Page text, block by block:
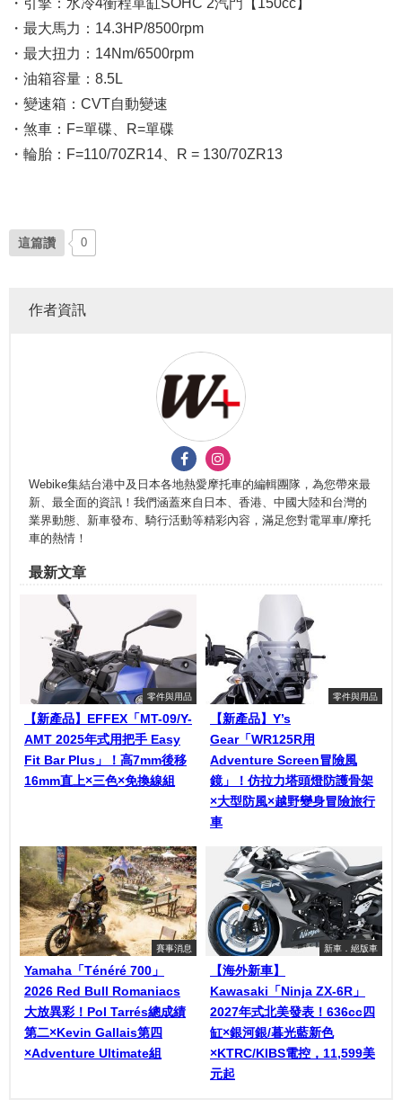
・最大馬力：14.3HP/8500rpm
・最大扭力：14Nm/6500rpm
・油箱容量：8.5L
・變速箱：CVT自動變速
・煞車：F=單碟、R=單碟
・輪胎：F=110/70ZR14、R = 130/70ZR13
這篇讚 0
作者資訊
Webike集結台港中及日本各地熱愛摩托車的編輯團隊，為您帶來最
新、最全面的資訊！我們涵蓋來自日本、香港、中國大陸和台灣的
業界動態、新車發布、騎行活動等精彩內容，滿足您對電單車/摩托
車的熱情！
最新文章
零件與用品
【新產品】EFFEX「MT-09/Y-
AMT 2025年式用把手 Easy
Fit Bar Plus」！高7mm後移
16mm直上×三色×免換線組
零件與用品
【新產品】Y’s
Gear「WR125R用
Adventure Screen冒險風
鏡」！仿拉力塔頭燈防護骨架
×大型防風×越野變身冒險旅行
車
賽事消息
Yamaha「Ténéré 700」
2026 Red Bull Romaniacs
大放異彩！Pol Tarrés總成績
第二×Kevin Gallais第四
×Adventure Ultimate組
新車．絕版車
【海外新車】
Kawasaki「Ninja ZX-6R」
2027年式北美發表！636cc四
缸×銀河銀/暮光藍新色
×KTRC/KIBS電控，11,599美
元起